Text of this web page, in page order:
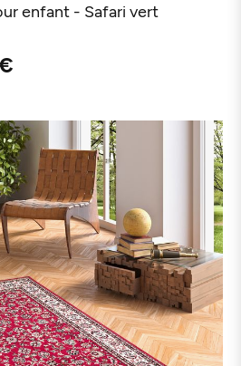
enfant - Safari vert